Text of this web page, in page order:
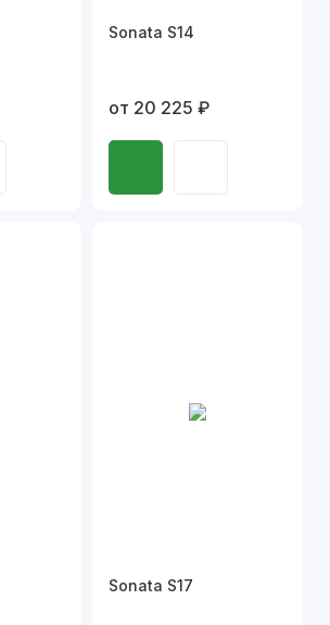
Sonata S14
от 20 225 ₽
Sonata S17